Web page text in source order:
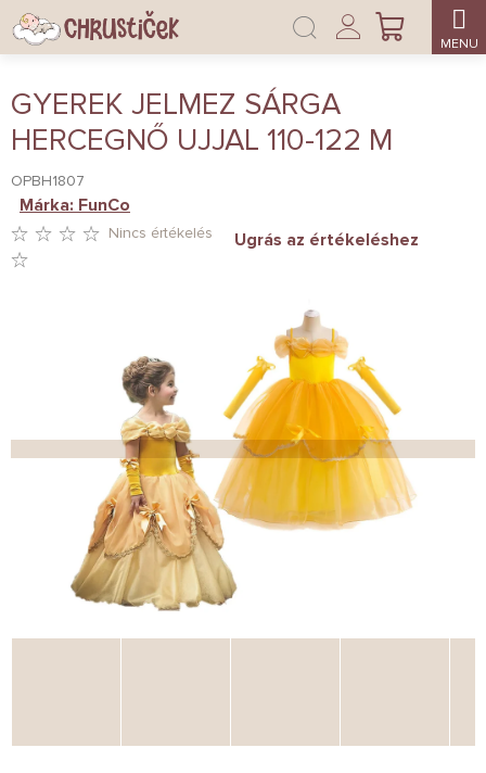
Ugrás
fő
KOSÁR
Bejelentkezés
GYEREK JELMEZ SÁRGA
HERCEGNŐ UJJAL 110-122 M
OPBH1807
CSILLAG.
Nincs értékelés Ugrás az értékeléshez
Márka: FunCo